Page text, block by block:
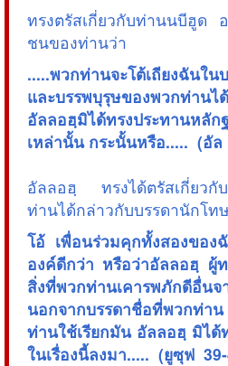
ทรงตรัสเกี่ยวกับท่านนบีฮูด
ชนของท่านว่า
.....พวกท่านจะโต้เถียงฉัน
และบรรพบุรุษของพวกท่าน
อัลลอฮฺมิได้ทรงประทานห
เหล่านั้น กระนั้นหรือ..... (อั
อัลลอฮฺ ทรงได้ตรัสเกี่ยวกั
ท่านได้กล่าวกับบรรดานักโท
โอ้ เพื่อนร่วมคุกทั้งสองขอ
องค์ดีกว่า หรือว่าอัลลอฮฺ ผู้
สิ่งที่พวกท่านเคารพภักดีอื่น
นอกจากบรรดาชื่อที่พวกท่า
ท่านใช้เรียกมัน อัลลอฮฺ มิได้
ในเรื่องนี้ลงมา..... (ยูซุฟ